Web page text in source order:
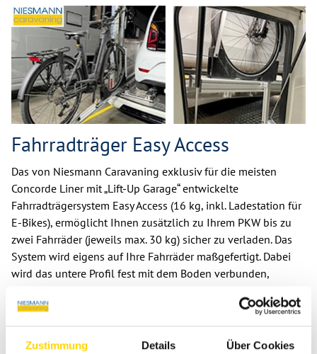
Zustimmung Details Über Cookies
Fahrradträger Easy Access
Das von Niesmann Caravaning exklusiv für die meisten
Concorde Liner mit „Lift-Up Garage“ entwickelte
Fahrradträgersystem Easy Access (16 kg, inkl. Ladestation für
E-Bikes), ermöglicht Ihnen zusätzlich zu Ihrem PKW bis zu
zwei Fahrräder (jeweils max. 30 kg) sicher zu verladen. Das
System wird eigens auf Ihre Fahrräder maßgefertigt. Dabei
wird das untere Profil fest mit dem Boden verbunden,
herausziehen lässt. Dadurch lässt sich das Fahrrad einfach
auf den Fahrradträger aufsetzen und befestigen. Die Be- und
Entladung der Fahrräder ist selbst mit PKW an Bord sicher,